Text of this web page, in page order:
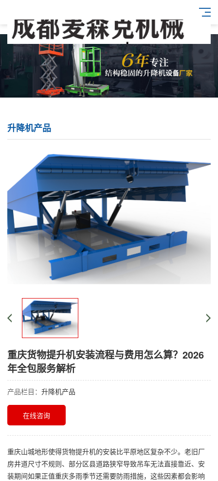
升降机产品
重庆货物提升机安装流程与费用怎么算？2026
年全包服务解析
产品栏目： 升降机产品
在线咨询
重庆山城地形使得货物提升机的安装比平原地区复杂不少。老旧厂
房井道尺寸不规则、部分区县道路狭窄导致吊车无法直接靠近、安
装期间如果正值重庆多雨季节还需要防雨措施，这些因素都会影响